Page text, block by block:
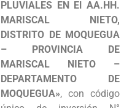
PLUVIALES EN El AA.HH.
MARISCAL NIETO,
DISTRITO DE MOQUEGUA
– PROVINCIA DE
MARISCAL NIETO –
DEPARTAMENTO DE
MOQUEGUA», con código